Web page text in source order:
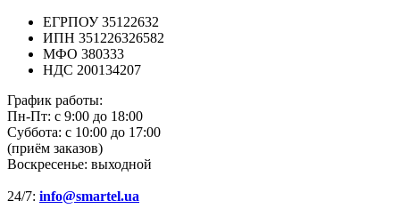
ЕГРПОУ 35122632
ИПН 351226326582
МФО 380333
НДС 200134207
График работы:
Пн-Пт: с 9:00 до 18:00
Суббота: с 10:00 до 17:00
(приём заказов)
Воскресенье: выходной
24/7: info@smartel.ua